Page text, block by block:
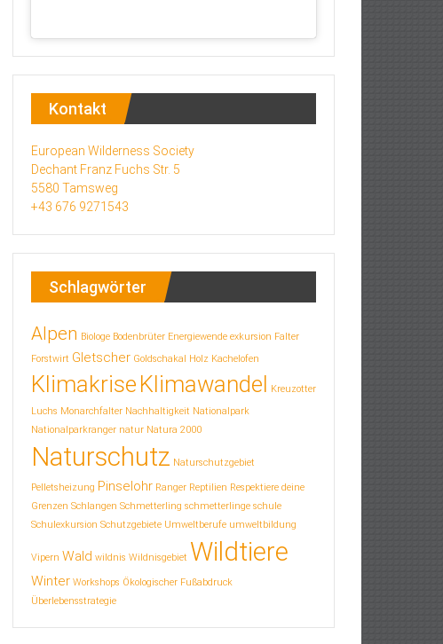
Kontakt
European Wilderness Society
Dechant Franz Fuchs Str. 5
5580 Tamsweg
+43 676 9271543
Schlagwörter
Alpen Biologe Bodenbrüter Energiewende exkursion Falter
Forstwirt Gletscher Goldschakal Holz Kachelofen
Klimakrise Klimawandel Kreuzotter
Luchs Monarchfalter Nachhaltigkeit Nationalpark
Nationalparkranger natur Natura 2000
Naturschutz Naturschutzgebiet
Pelletsheizung Pinselohr Ranger Reptilien Respektiere deine
Grenzen Schlangen Schmetterling schmetterlinge schule
Schulexkursion Schutzgebiete Umweltberufe umweltbildung
Vipern Wald wildnis Wildnisgebiet Wildtiere
Winter Workshops Ökologischer Fußabdruck
Überlebensstrategie